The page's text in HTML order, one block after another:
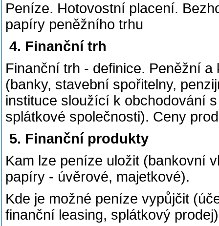
Peníze. Hotovostní placení.
papíry peněžního trhu
4. Finanční trh
Finanční trh - definice. Peněžní
(banky, stavební spořitelny,
instituce sloužící k obchodování
splátkové společnosti). Ceny
5. Finanční produkty
Kam lze peníze uložit (bankovní
papíry - úvěrové, majetkové).
Kde je možné peníze vypůjčit
finanční leasing, splátkový